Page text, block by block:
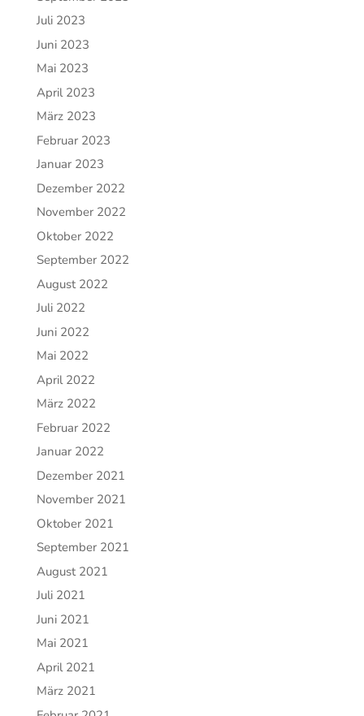
Juli 2023
Juni 2023
Mai 2023
April 2023
März 2023
Februar 2023
Januar 2023
Dezember 2022
November 2022
Oktober 2022
September 2022
August 2022
Juli 2022
Juni 2022
Mai 2022
April 2022
März 2022
Februar 2022
Januar 2022
Dezember 2021
November 2021
Oktober 2021
September 2021
August 2021
Juli 2021
Juni 2021
Mai 2021
April 2021
März 2021